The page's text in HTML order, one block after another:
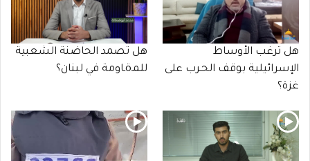
هل ترغب الأوساط
الإسرائيلية بوقف الحـرب على
غزة؟
هل تصمد الحاضنة الشعبية
للمـöـاومة في لبنان؟